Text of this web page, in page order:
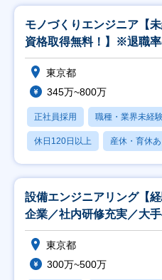
モノづくりエンジニア【
資格取得無料！】※退職
※
東京都
345万~800万
正社員採用 職種・業界未経
休日120日以上 産休・育休あ
設備エンジニアリング【
企業／社内研修充実／大
東京都
300万~500万